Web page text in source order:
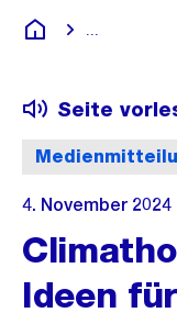
Deutsch
Seite
4. November 2024
Ideen